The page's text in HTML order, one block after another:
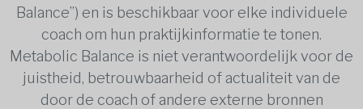
Balance”) en is beschikbaar voor elke individuele
coach om hun praktijkinformatie te tonen.
Metabolic Balance is niet verantwoordelijk voor de
juistheid, betrouwbaarheid of actualiteit van de
door de coach of andere externe bronnen